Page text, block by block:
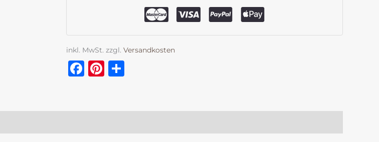
inkl. MwSt. zzgl. Versandkosten
Facebook
Pinterest